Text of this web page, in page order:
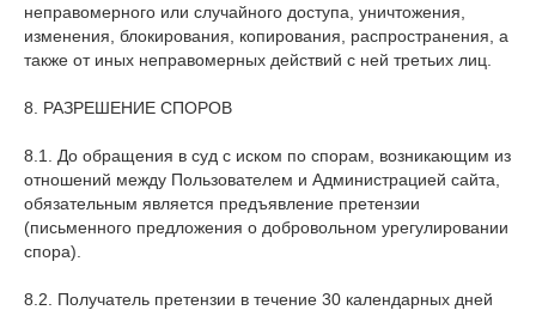
неправомерного или случайного доступа, уничтожения,
изменения, блокирования, копирования, распространения, а
также от иных неправомерных действий с ней третьих лиц.
8. РАЗРЕШЕНИЕ СПОРОВ
8.1. До обращения в суд с иском по спорам, возникающим из
отношений между Пользователем и Администрацией сайта,
обязательным является предъявление претензии
(письменного предложения о добровольном урегулировании
спора).
8.2. Получатель претензии в течение 30 календарных дней